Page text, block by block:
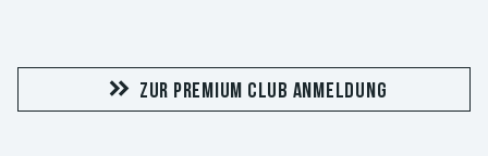
ZUR PREMIUM CLUB ANMELDUNG